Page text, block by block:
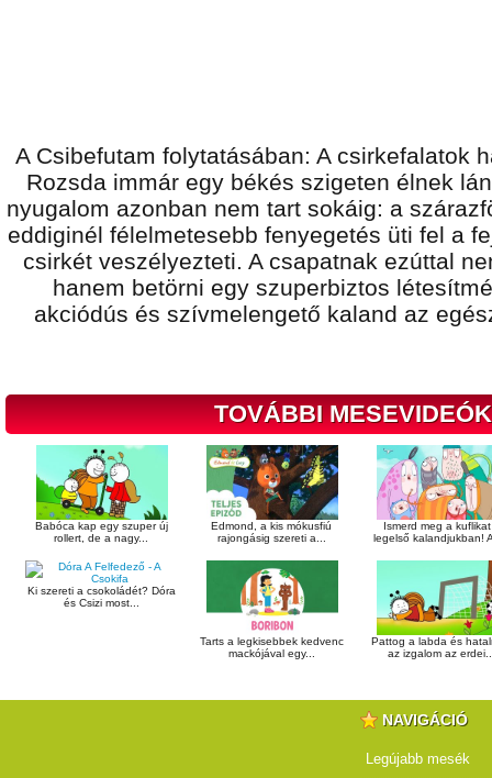
A Csibefutam folytatásában: A csirkefalatok
Rozsda immár egy békés szigeten élnek
nyugalom azonban nem tart sokáig: a
eddiginél félelmetesebb fenyegetés üti fel a
csirkét veszélyezteti. A csapatnak ezúttal
hanem betörni egy szuperbiztos
akciódús és szívmelengető kaland az
TOVÁBBI
Babóca kap egy szuper új
rollert, de a nagy...
Edmond, a kis mókusfiú
rajongásig szereti a...
Ismerd meg a
legelső kalandjukban!
Ki szereti a csokoládét? Dóra
és Csizi most...
Tarts a legkisebbek kedvenc
mackójával egy...
Pattog a labda és
az izgalom az
NAVIGÁCIÓ
Legújabb mesék